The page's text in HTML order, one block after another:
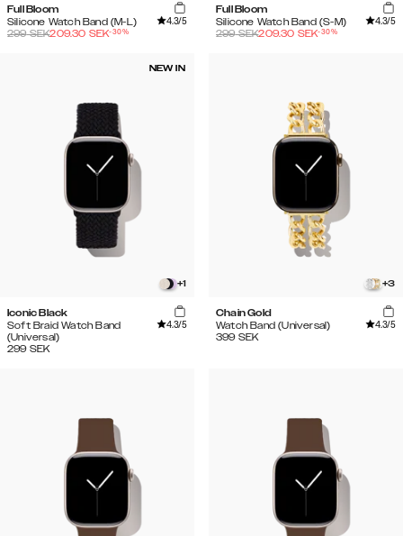
Full Bloom
Silicone Watch Band (M-L)
4.3/5
299SEK209.30 SEK-30%
Full Bloom
Silicone Watch Band (S-M)
4.3/5
299SEK209.30 SEK-30%
NEW IN
+1
Iconic Black
Soft Braid Watch Band
(Universal)
4.3/5
299 SEK
+3
Chain Gold
Watch Band (Universal)
4.3/5
399 SEK